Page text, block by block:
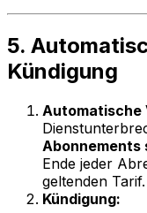
5.
Kündigung
Automatische
Ende jeder
geltenden Tarif.
Kündigung: